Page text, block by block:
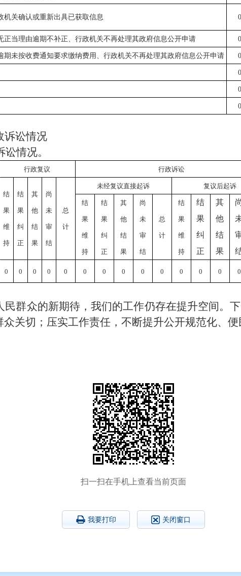
机关确认或重新出具已获取信息 0
正当理由逾期不补正、行政机关不再处理其政府信息公开申请 0
期未按收费通知要求缴纳费用、行政机关不再处理其政府信息公开申请 0
0
0
0
诉讼情况
情况。
行政复议 行政诉讼
结
果
维
持
结
果
纠
正
其
他
结
果
尚
未
审
结
总
计
未经复议直接起诉 复议后起诉
结
果
维
持
结
果
纠
正
其
他
结
果
尚
未
审
结
总
计
结
果
维
持
结
果
纠
正
其
他
结
果
0 0 0 0 0 0 0 0 0 0 0 0 0 0
群众的新期待，我们的工作仍存在提升空间。
关切；压实工作责任，不断提升公开规范化、便
扫一扫在手机上查看当前页面
我要打印 关闭窗口